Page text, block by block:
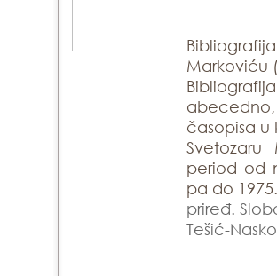
Markoviću
časopisa u
period od
pa do
priređ.
Tešić-